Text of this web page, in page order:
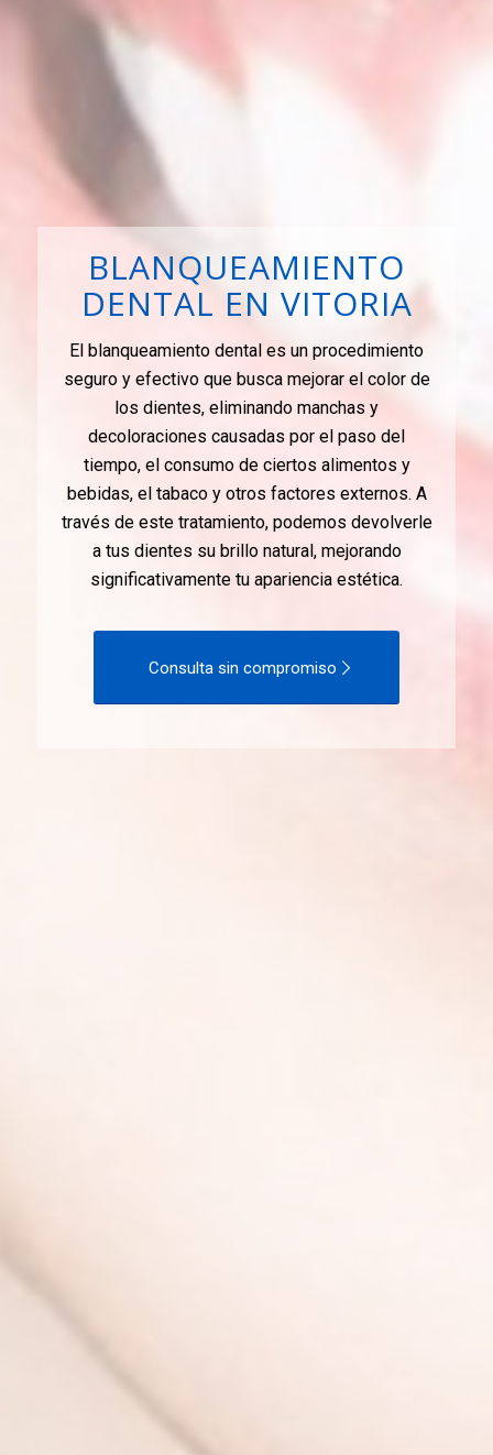
BLANQUEAMIENTO
DENTAL EN VITORIA
El blanqueamiento dental es un procedimiento
seguro y efectivo que busca mejorar el color de
los dientes, eliminando manchas y
decoloraciones causadas por el paso del
tiempo, el consumo de ciertos alimentos y
bebidas, el tabaco y otros factores externos. A
través de este tratamiento, podemos devolverle
a tus dientes su brillo natural, mejorando
significativamente tu apariencia estética.
Consulta sin compromiso